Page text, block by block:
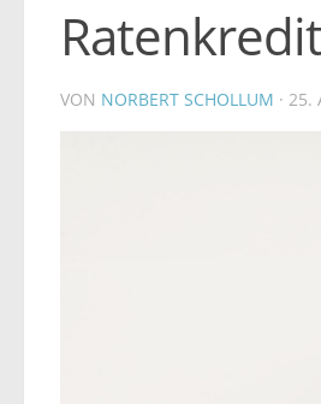
VON NORBERT SCHOLLUM · 25.